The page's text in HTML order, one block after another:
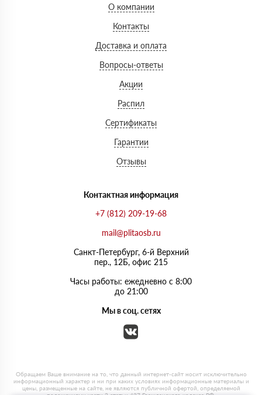
О компании
Контакты
Доставка и оплата
Вопросы-ответы
Акции
Распил
Сертификаты
Гарантии
Отзывы
Контактная информация
+7 (812) 209-19-68
mail@plitaosb.ru
Санкт-Петербург, 6-й Верхний
пер., 12Б, офис 215
Часы работы: ежедневно с 8:00
до 21:00
Мы в соц. сетях